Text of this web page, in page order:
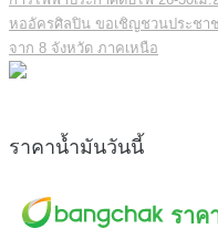
หออัครศิลปิน ขอเชิญชวนประชา
จาก 8 จังหวัด ภาคเหนือ
ราคาน้ำมันวันนี้